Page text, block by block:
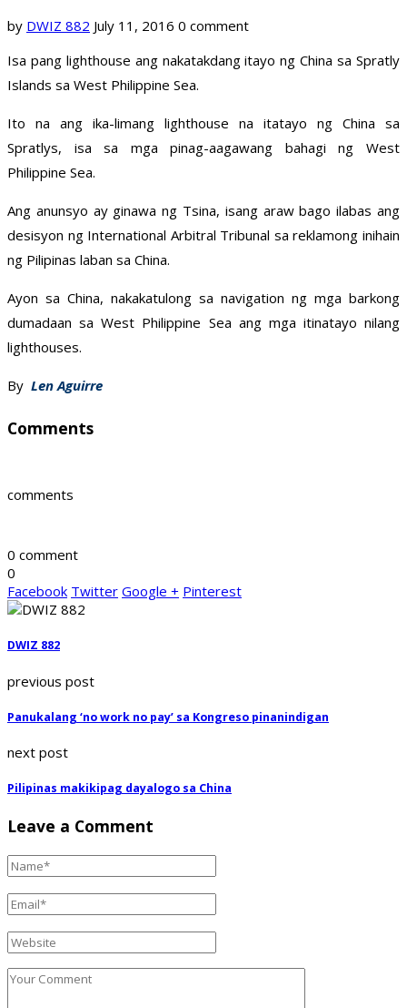
by DWIZ 882 July 11, 2016 0 comment
Isa pang lighthouse ang nakatakdang itayo ng China sa Spratly
Islands sa West Philippine Sea.
Ito na ang ika-limang lighthouse na itatayo ng China sa
Spratlys, isa sa mga pinag-aagawang bahagi ng West
Philippine Sea.
Ang anunsyo ay ginawa ng Tsina, isang araw bago ilabas ang
desisyon ng International Arbitral Tribunal sa reklamong inihain
ng Pilipinas laban sa China.
Ayon sa China, nakakatulong sa navigation ng mga barkong
dumadaan sa West Philippine Sea ang mga itinatayo nilang
lighthouses.
By Len Aguirre
Comments
comments
0 comment
0
Facebook Twitter Google + Pinterest
DWIZ 882
previous post
Panukalang ‘no work no pay’ sa Kongreso pinanindigan
next post
Pilipinas makikipag dayalogo sa China
Leave a Comment